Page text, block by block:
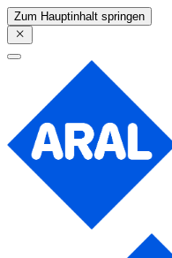
Zum Hauptinhalt springen